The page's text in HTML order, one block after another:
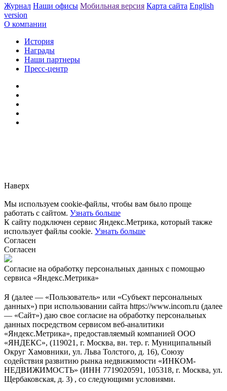
Журнал Наши офисы Мобильная версия Карта сайта English
version
О компании
История
Награды
Наши партнеры
Пресс-центр
Наверх
Мы используем cookie-файлы, чтобы вам было проще
работать с сайтом. Узнать больше
К сайту подключен сервис Яндекс.Метрика, который также
использует файлы cookie. Узнать больше
Согласен
Согласен
Согласие на обработку персональных данных с помощью
сервиса «Яндекс.Метрика»
Я (далее — «Пользователь» или «Субъект персональных
данных») при использовании сайта https://www.incom.ru (далее
— «Сайт») даю свое согласие на обработку персональных
данных посредством сервисом веб-аналитики
«Яндекс.Метрика», предоставляемый компанией ООО
«ЯНДЕКС», (119021, г. Москва, вн. тер. г. Муниципальный
Округ Хамовники, ул. Льва Толстого, д. 16), Союзу
содействия развитию рынка недвижимости «ИНКОМ-
НЕДВИЖИМОСТЬ» (ИНН 7719020591, 105318, г. Москва, ул.
Щербаковская, д. 3) , со следующими условиями.